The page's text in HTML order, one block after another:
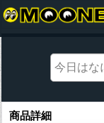
商品詳細
商品詳細